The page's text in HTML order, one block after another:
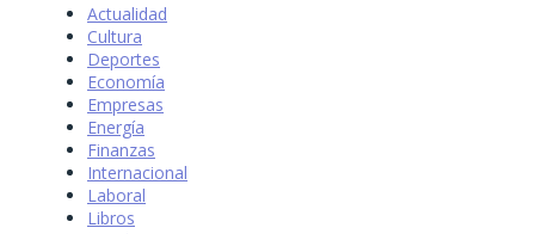
Actualidad
Cultura
Deportes
Economía
Empresas
Energía
Finanzas
Internacional
Laboral
Libros